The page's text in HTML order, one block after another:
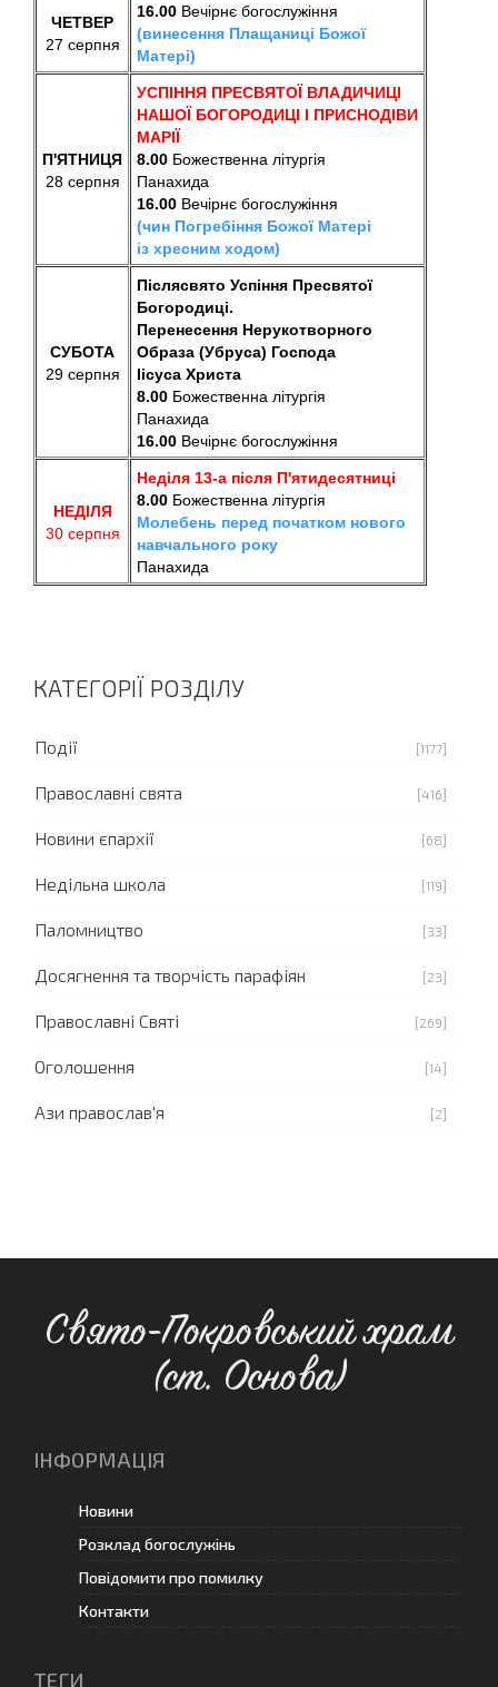
ЧЕТВЕР
27 серпня
16.00 Вечірнє богослужіння
(винесення Плащаниці Божої
Матері)
П'ЯТНИЦЯ
28 серпня
УСПІННЯ ПРЕСВЯТОЇ ВЛАДИЧИЦІ
НАШОЇ БОГОРОДИЦІ І ПРИСНОДІВИ
МАРІЇ
8.00 Божественна літургія
Панахида
16.00 Вечірнє богослужіння
(чин Погребіння Божої Матері
із хресним ходом)
СУБОТА
29 серпня
Післясвято Успіння Пресвятої
Богородиці.
Перенесення Нерукотворного
Образа (Убруса) Господа
Іісуса Христа
8.00 Божественна літургія
Панахида
16.00 Вечірнє богослужіння
НЕДІЛЯ
30 серпня
Неділя 13-а після П'ятидесятниці
8.00 Божественна літургія
Молебень перед початком нового
навчального року
Панахида
КАТЕГОРІЇ РОЗДІЛУ
Події [1177]
Православні свята [416]
Новини єпархії [68]
Недільна школа [119]
Паломництво [33]
Досягнення та творчість парафіян [23]
Православні Святі [269]
Оголошення [14]
Ази православ'я [2]
Свято-Покровський храм
(ст. Основа)
ІНФОРМАЦІЯ
Новини
Розклад богослужінь
Повідомити про помилку
Контакти
ТЕГИ